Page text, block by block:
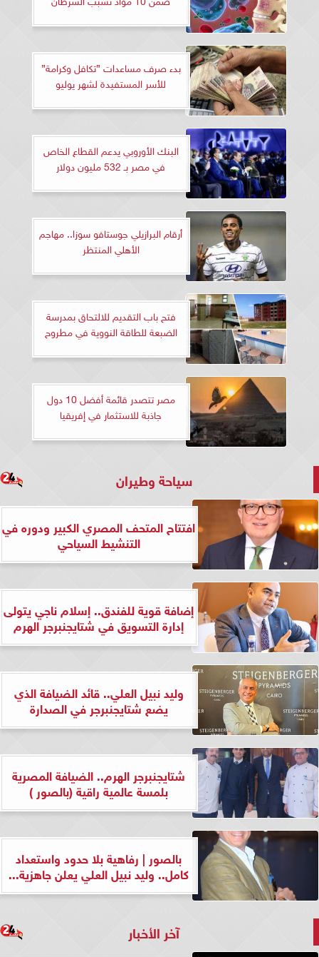
بدء صرف مساعدات ”تكافل وكرامة”
للأسر المستفيدة لشهر يوليو
البنك الأوروبي يدعم القطاع الخاص
في مصر بـ 532 مليون دولار
أرقام البرازيلي جوستافو سوزا.. مهاجم
الأهلي المنتظر
فتح باب التقديم للالتحاق بمدرسة
الضبعة للطاقة النووية في مطروح
مصر تتصدر قائمة أفضل 10 دول
جاذبة للاستثمار في إفريقيا
سياحة وطيران
افتتاح المتحف المصري الكبير ودوره في
التنشيط السياحي
إضافة قوية للفندق.. إسلام ناجي يتولى
إدارة التسويق في شتايجنبرجر الهرم
وليد نبيل العلي.. قائد الضيافة الذي
يضع شتايجنبرجر في الصدارة
شتايجنبرجر الهرم.. الضيافة المصرية
بلمسة عالمية راقية (بالصور )
بالصور | رفاهية بلا حدود واستعداد
كامل.. وليد نبيل العلي يعلن جاهزية...
آخر الأخبار